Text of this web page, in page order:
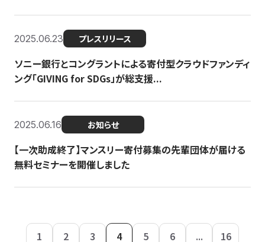
2025.06.23 プレスリリース
ソニー銀行とコングラントによる寄付型クラウドファンディ
ング「GIVING for SDGs」が総支援...
2025.06.16 お知らせ
【一次助成終了】マンスリー寄付募集の先輩団体が届ける
無料セミナーを開催しました
1 2 3 4 5 6 ... 16